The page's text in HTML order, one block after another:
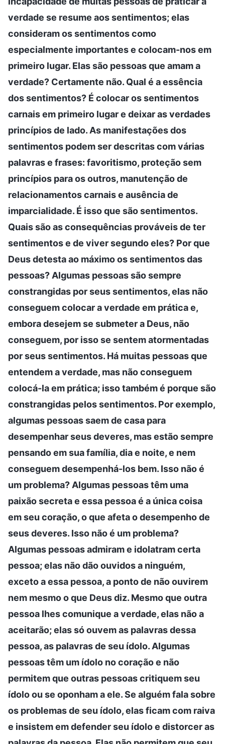
verdade se resume aos sentimentos; elas
consideram os sentimentos como
especialmente importantes e colocam-nos em
primeiro lugar. Elas são pessoas que amam a
verdade? Certamente não. Qual é a essência
dos sentimentos? É colocar os sentimentos
carnais em primeiro lugar e deixar as verdades
princípios de lado. As manifestações dos
sentimentos podem ser descritas com várias
palavras e frases: favoritismo, proteção sem
princípios para os outros, manutenção de
relacionamentos carnais e ausência de
imparcialidade. É isso que são sentimentos.
Quais são as consequências prováveis de ter
sentimentos e de viver segundo eles? Por que
Deus detesta ao máximo os sentimentos das
pessoas? Algumas pessoas são sempre
constrangidas por seus sentimentos, elas não
conseguem colocar a verdade em prática e,
embora desejem se submeter a Deus, não
conseguem, por isso se sentem atormentadas
por seus sentimentos. Há muitas pessoas que
entendem a verdade, mas não conseguem
colocá-la em prática; isso também é porque são
constrangidas pelos sentimentos. Por exemplo,
algumas pessoas saem de casa para
desempenhar seus deveres, mas estão sempre
pensando em sua família, dia e noite, e nem
conseguem desempenhá-los bem. Isso não é
um problema? Algumas pessoas têm uma
paixão secreta e essa pessoa é a única coisa
em seu coração, o que afeta o desempenho de
seus deveres. Isso não é um problema?
Algumas pessoas admiram e idolatram certa
pessoa; elas não dão ouvidos a ninguém,
exceto a essa pessoa, a ponto de não ouvirem
nem mesmo o que Deus diz. Mesmo que outra
pessoa lhes comunique a verdade, elas não a
aceitarão; elas só ouvem as palavras dessa
pessoa, as palavras de seu ídolo. Algumas
pessoas têm um ídolo no coração e não
permitem que outras pessoas critiquem seu
ídolo ou se oponham a ele. Se alguém fala sobre
os problemas de seu ídolo, elas ficam com raiva
e insistem em defender seu ídolo e distorcer as